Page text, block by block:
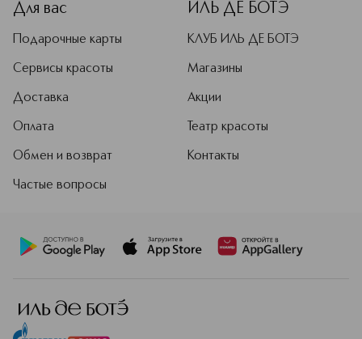
Для вас
Подарочные карты
Сервисы красоты
Доставка
Оплата
Обмен и возврат
Частые вопросы
ИЛЬ ДЕ БОТЭ
КЛУБ ИЛЬ ДЕ БОТЭ
Магазины
Акции
Театр красоты
Контакты